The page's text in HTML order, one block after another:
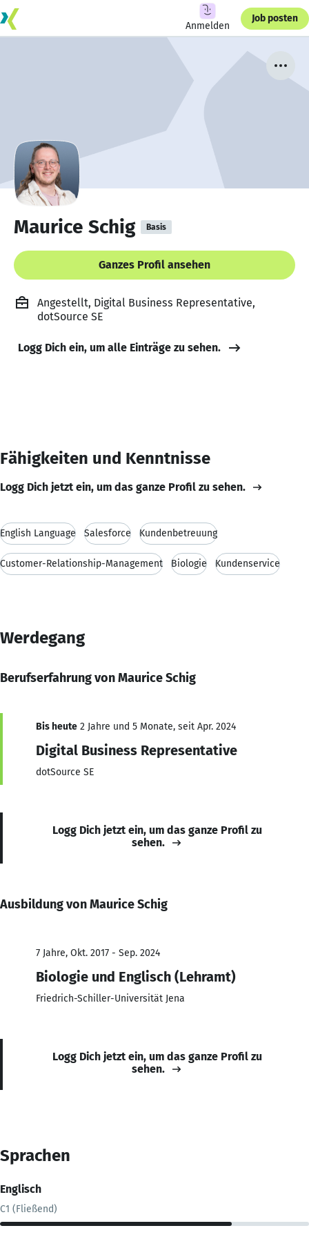
Anmelden
Job posten
Maurice Schig Basis
Ganzes Profil ansehen
Angestellt, Digital Business Representative,
dotSource SE
Logg Dich ein, um alle Einträge zu sehen.
Fähigkeiten und Kenntnisse
Logg Dich jetzt ein, um das ganze Profil zu sehen.
English Language Salesforce Kundenbetreuung
Customer-Relationship-Management Biologie Kundenservice
Werdegang
Berufserfahrung von Maurice Schig
Bis heute 2 Jahre und 5 Monate, seit Apr. 2024
Digital Business Representative
dotSource SE
Logg Dich jetzt ein, um das ganze Profil zu
sehen.
Ausbildung von Maurice Schig
7 Jahre, Okt. 2017 - Sep. 2024
Biologie und Englisch (Lehramt)
Friedrich-Schiller-Universität Jena
Logg Dich jetzt ein, um das ganze Profil zu
sehen.
Sprachen
Englisch
C1 (Fließend)